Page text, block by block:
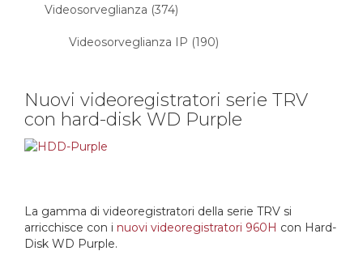
Videosorveglianza (374)
Videosorveglianza IP (190)
Nuovi videoregistratori serie TRV
con hard-disk WD Purple
La gamma di videoregistratori della serie TRV si
arricchisce con i nuovi videoregistratori 960H con Hard-
Disk WD Purple.